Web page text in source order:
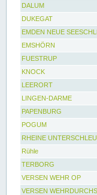
DALUM
DUKEGAT
EMDEN NEUE
EMSHÖRN
FUESTRUP
KNOCK
LEERORT
LINGEN-DARME
PAPENBURG
POGUM
RHEINE
Rühle
TERBORG
VERSEN WEHR OP
VERSEN